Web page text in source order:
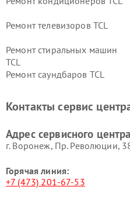
Ремонт телевизоров TCL
Ремонт стиральных машин
TCL
Ремонт саундбаров TCL
Контакты сервис
Адрес сервисного
г. Воронеж, Пр. Революции,
Горячая линия:
+7 (473) 201-67-53